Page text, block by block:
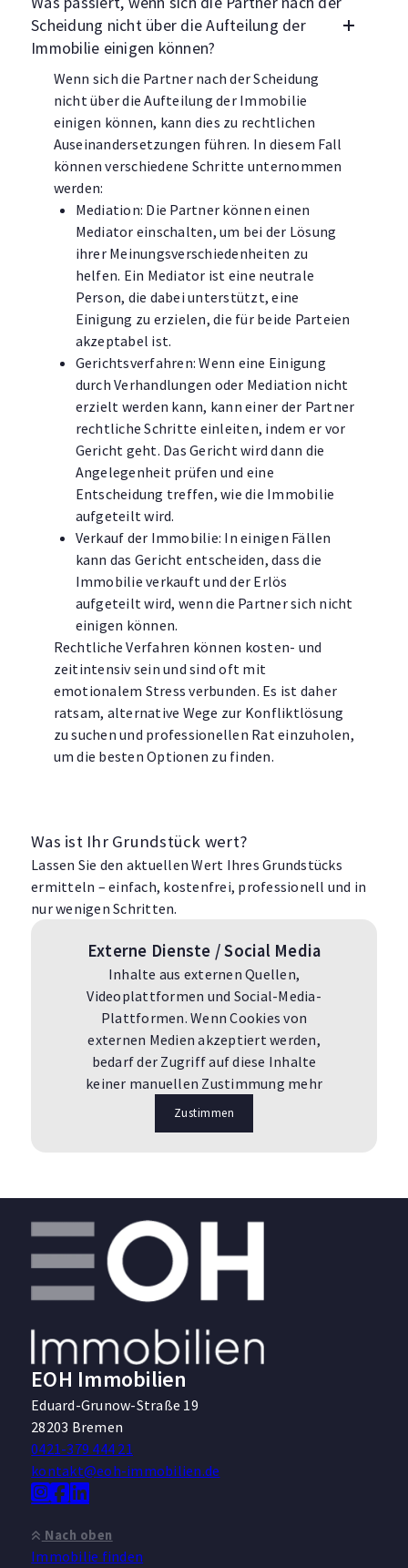
Scheidung nicht über die Aufteilung der
Immobilie einigen können?
Wenn sich die Partner nach der Scheidung
nicht über die Aufteilung der Immobilie
einigen können, kann dies zu rechtlichen
Auseinandersetzungen führen. In diesem Fall
können verschiedene Schritte unternommen
werden:
Mediation: Die Partner können einen
Mediator einschalten, um bei der Lösung
ihrer Meinungsverschiedenheiten zu
helfen. Ein Mediator ist eine neutrale
Person, die dabei unterstützt, eine
Einigung zu erzielen, die für beide Parteien
akzeptabel ist.
Gerichtsverfahren: Wenn eine Einigung
durch Verhandlungen oder Mediation nicht
erzielt werden kann, kann einer der Partner
rechtliche Schritte einleiten, indem er vor
Gericht geht. Das Gericht wird dann die
Angelegenheit prüfen und eine
Entscheidung treffen, wie die Immobilie
aufgeteilt wird.
Verkauf der Immobilie: In einigen Fällen
kann das Gericht entscheiden, dass die
Immobilie verkauft und der Erlös
aufgeteilt wird, wenn die Partner sich nicht
einigen können.
Rechtliche Verfahren können kosten- und
zeitintensiv sein und sind oft mit
emotionalem Stress verbunden. Es ist daher
ratsam, alternative Wege zur Konfliktlösung
zu suchen und professionellen Rat einzuholen,
um die besten Optionen zu finden.
Was ist Ihr Grundstück wert?
Lassen Sie den aktuellen Wert Ihres Grundstücks
ermitteln – einfach, kostenfrei, professionell und in
nur wenigen Schritten.
Externe Dienste / Social Media
Inhalte aus externen Quellen,
Videoplattformen und Social-Media-
Plattformen. Wenn Cookies von
externen Medien akzeptiert werden,
bedarf der Zugriff auf diese Inhalte
keiner manuellen Zustimmung mehr
Zustimmen
EOH Immobilien
Eduard-Grunow-Straße 19
28203 Bremen
0421-379 444 21
kontakt@eoh-immobilien.de
Nach oben
Immobilie finden